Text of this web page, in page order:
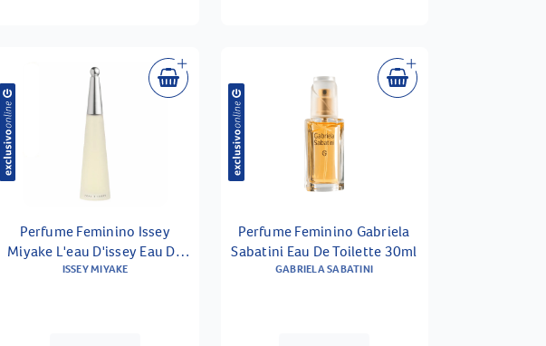
Perfume Feminino Issey
Miyake L'eau D'issey Eau De
Toilette 100 Ml
ISSEY MIYAKE
Perfume Feminino Gabriela
Sabatini Eau De Toilette 30ml
GABRIELA SABATINI